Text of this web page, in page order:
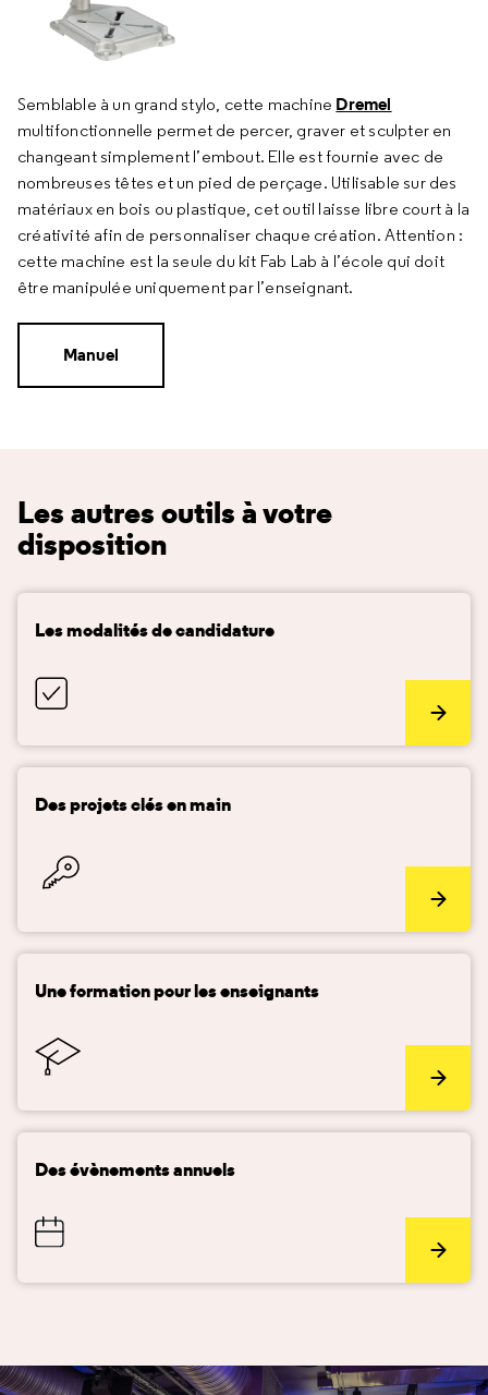
Semblable à un grand stylo, cette machine Dremel
multifonctionnelle permet de percer, graver et sculpter en
changeant simplement l’embout. Elle est fournie avec de
nombreuses têtes et un pied de perçage. Utilisable sur des
matériaux en bois ou plastique, cet outil laisse libre court à la
créativité afin de personnaliser chaque création. Attention :
cette machine est la seule du kit Fab Lab à l’école qui doit
être manipulée uniquement par l’enseignant.
Manuel
Les autres outils à votre
disposition
Les modalités de candidature
Des projets clés en main
Une formation pour les enseignants
Des évènements annuels